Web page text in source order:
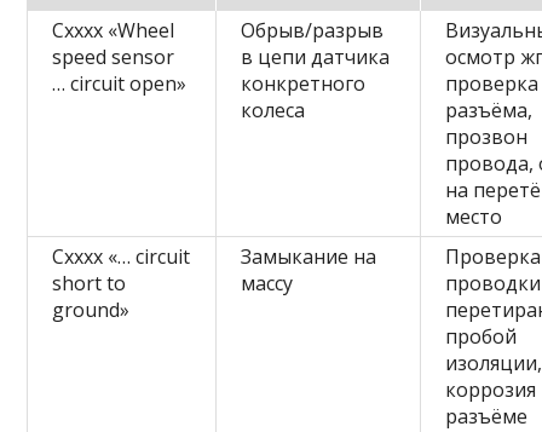
Cxxxx «Wheel
speed sensor
… circuit open»
Обрыв/разрыв
в цепи датчика
конкретного
колеса
осмотр
проверка
разъёма,
прозвон
провода,
на
место
Cxxxx «… circuit
short to
ground»
Замыкание на
массу
Проверка
пробой
изоляции,
коррозия
разъёме